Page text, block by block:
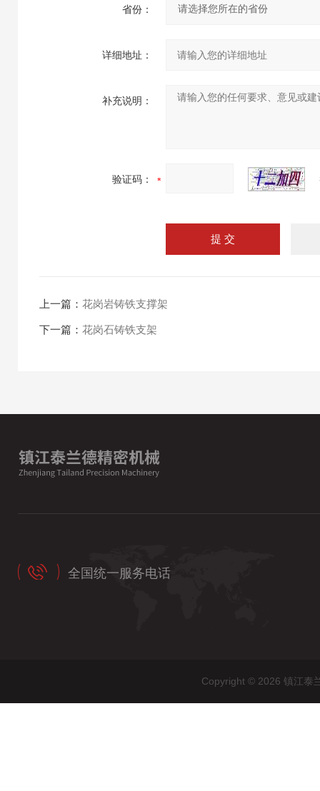
省份：
详细地址：
补充说明：
验证码：
上一篇： 花岗岩铸铁支撑架
下一篇： 花岗石铸铁支架
全国统一服务电话
Copyright © 2026 镇江